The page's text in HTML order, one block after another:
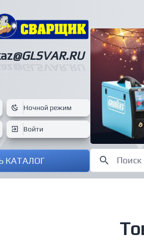
@GLSVAR.RU
Ночной режим
Войти
КАТАЛОГ